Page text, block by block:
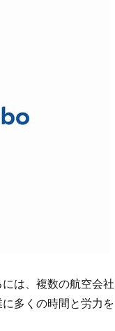
は、複数の航空会社
多くの時間と労力を